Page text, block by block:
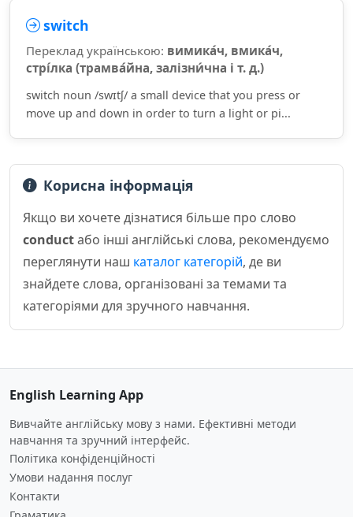
switch
Переклад українською: вимика́ч, вмика́ч,
стрі́лка (трамва́йна, залізни́чна і т. д.)
switch noun /swɪtʃ/ a small device that you press or
move up and down in order to turn a light or pi...
Корисна інформація
Якщо ви хочете дізнатися більше про слово
conductабо інші англійські слова, рекомендуємо
переглянути наш каталог категорій, де ви
знайдете слова, організовані за темами та
категоріями для зручного навчання.
English Learning App
Вивчайте англійську мову з нами. Ефективні методи
навчання та зручний інтерфейс.
Політика конфіденційності
Умови надання послуг
Контакти